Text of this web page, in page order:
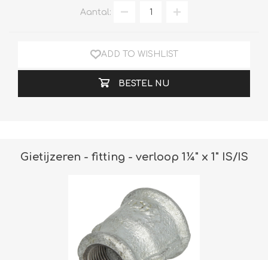
Aantal:
ADD TO WISHLIST
BESTEL NU
Gietijzeren - fitting - verloop 1¼" x 1" IS/IS